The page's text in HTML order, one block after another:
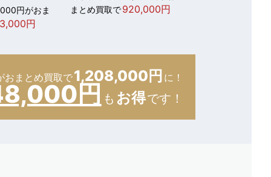
円がおま
円
まとめ買取で920,000円
おまとめ買取で1,208,000円 に！
円 も お得です！